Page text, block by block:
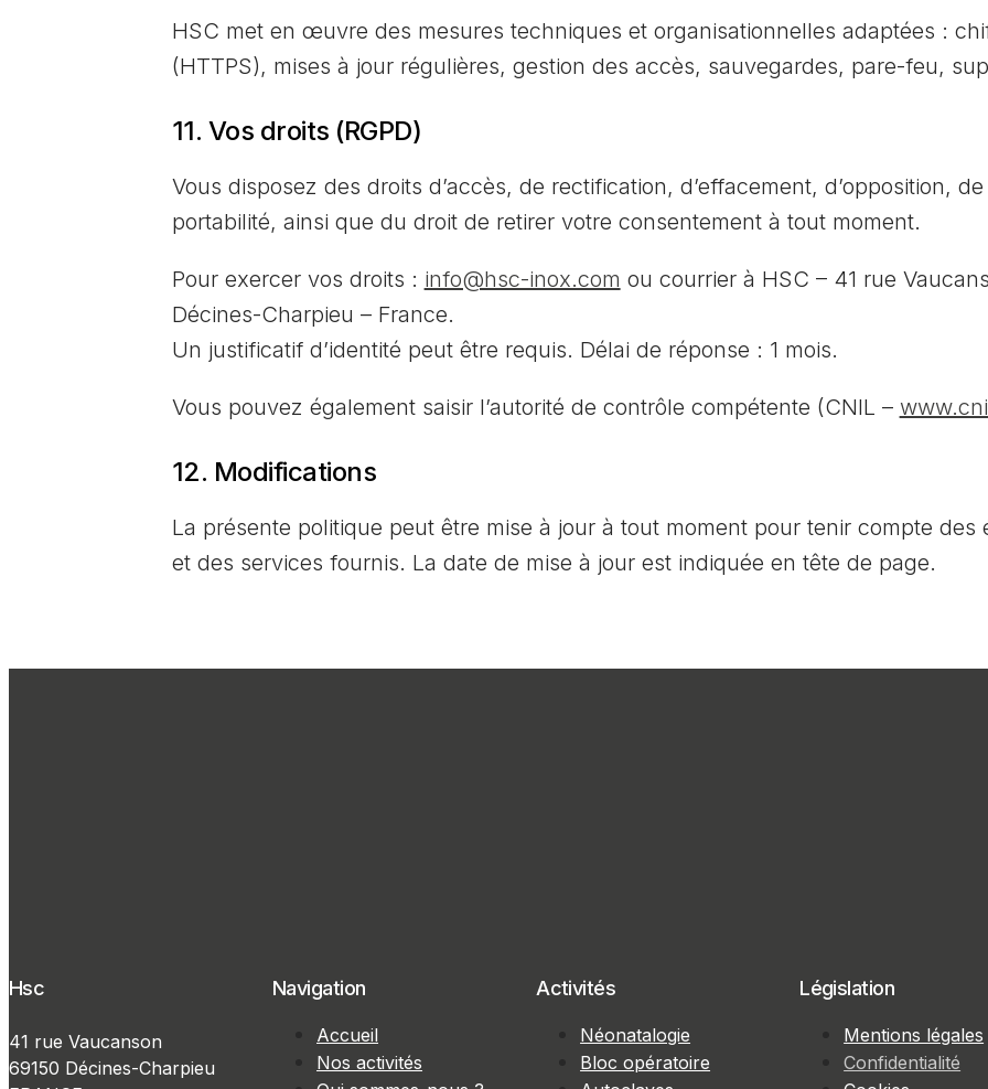
HSC met en œuvre des mesures techniques et organisationnelles adaptées :
(HTTPS), mises à jour régulières, gestion des accès, sauvegardes, pare-feu,
11. Vos droits (RGPD)
Vous disposez des droits d’accès, de rectification, d’effacement, d’opposition,
portabilité, ainsi que du droit de retirer votre consentement à tout moment.
Pour exercer vos droits : info@hsc-inox.com ou courrier à HSC – 41 rue
Décines-Charpieu – France.
Un justificatif d’identité peut être requis. Délai de réponse : 1 mois.
Vous pouvez également saisir l’autorité de contrôle compétente (CNIL –
12. Modifications
La présente politique peut être mise à jour à tout moment pour tenir compte des
et des services fournis. La date de mise à jour est indiquée en tête de page.
Hsc
41 rue Vaucanson
69150 Décines-Charpieu
Navigation
Accueil
Nos activités
Activités
Néonatalogie
Bloc opératoire
Législation
Mentions légales
Confidentialité